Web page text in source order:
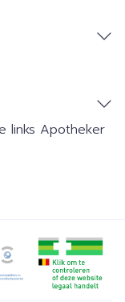
links Apotheker